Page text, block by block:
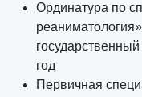
Ординатура по
год
Первичная